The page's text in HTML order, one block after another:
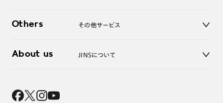
お問い合わせ
Others その他サービス
レンズ交換
About us JINSについて
採用情報